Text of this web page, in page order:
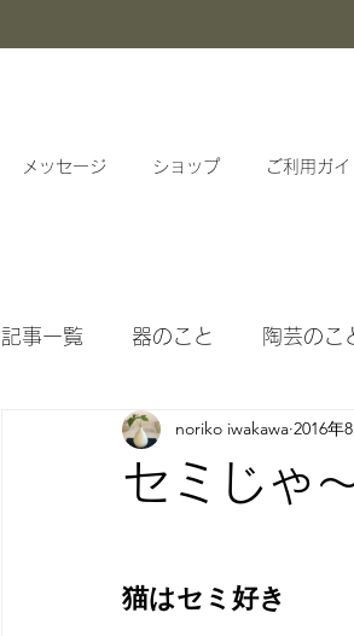
メッセージ ショップ ご利用ガイ
記事一覧 器のこと 陶芸のこ
漱石ブログアーカイブ 体験
セミじゃ
noriko iwakawa 2016年
猫はセミ好き